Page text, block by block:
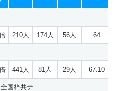
育コース 推薦 推薦Ⅱ面接総合共
39人 38人 11人 －
教育コース 一般 前 実技型音楽
210人 174人 56人 64
441人 81人 29人 67.10
国枠共テ